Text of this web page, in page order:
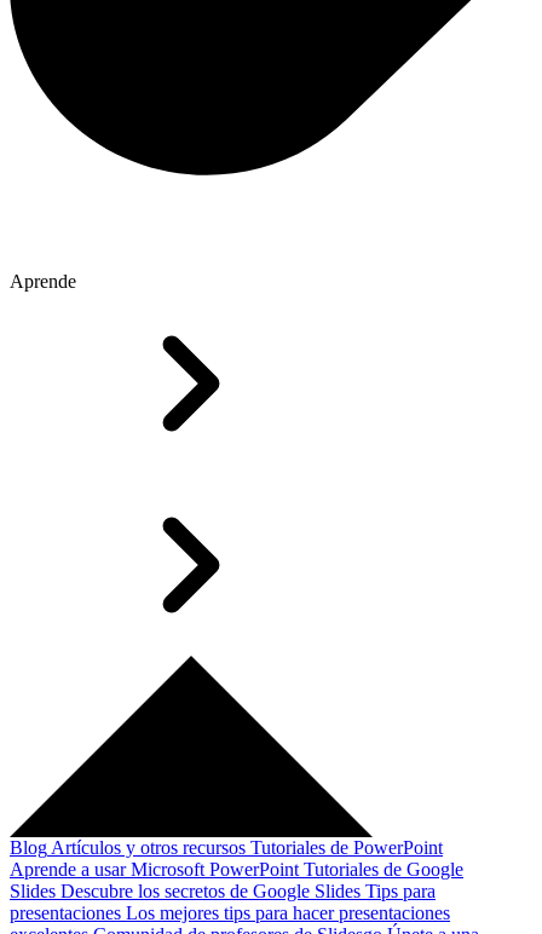
Aprende
Blog Artículos y otros recursos Tutoriales de PowerPoint
Aprende a usar Microsoft PowerPoint Tutoriales de Google
Slides Descubre los secretos de Google Slides Tips para
presentaciones Los mejores tips para hacer presentaciones